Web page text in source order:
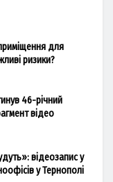
для
ризики?
46-річний
відео
відеозапис у
у Тернополі